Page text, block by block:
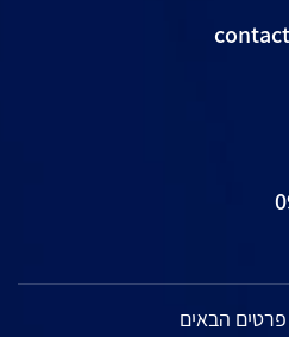
הבאים